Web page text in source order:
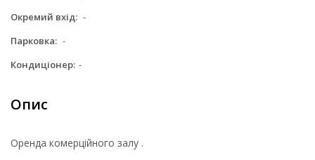
Окремий вхід: -
Парковка: -
Кондиціонер: -
Опис
Оренда комерційного залу .